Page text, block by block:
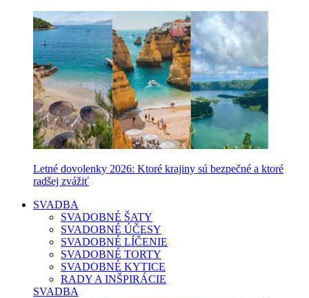
Letné dovolenky 2026: Ktoré krajiny sú bezpečné a ktoré
radšej zvážiť
SVADBA
SVADOBNÉ ŠATY
SVADOBNÉ ÚČESY
SVADOBNÉ LÍČENIE
SVADOBNÉ TORTY
SVADOBNÉ KYTICE
RADY A INŠPIRÁCIE
SVADBA